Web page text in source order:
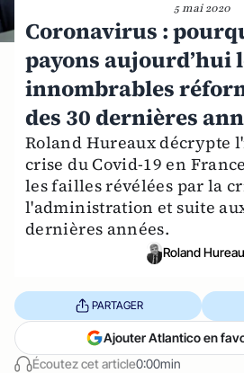
5 mai 2020
Coronavirus :
payons aujourd’hui
innombrables
des 30 dernières
Roland Hureaux décrypte
crise du Covid-19 en
les failles révélées par la
l'administration et suite
dernières années.
Roland
Écoutez cet article0:00min
PARTAGER
Ajouter Atlantico en